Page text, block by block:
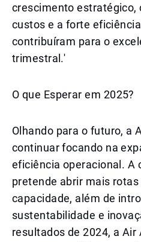
crescimento estratégico,
custos e a forte
contribuíram para o
trimestral.'
O que Esperar em 2025?
Olhando para o futuro, a
continuar focando na
eficiência operacional. A
pretende abrir mais
capacidade, além de
sustentabilidade e
resultados de 2024, a Air